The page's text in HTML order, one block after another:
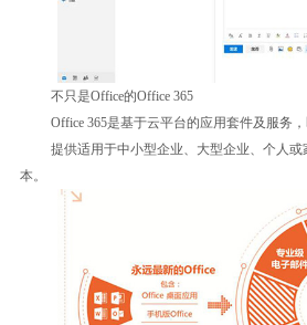
不只是Office的Office 365
Office 365是基于云平台的应用套件及服务，
提供适用于中小型企业、大型企业、个人
本。